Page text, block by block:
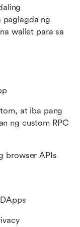
paglagda ng
wallet para sa
at iba pang
ng custom RPC
browser APIs